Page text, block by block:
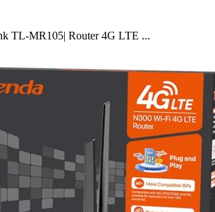
TL-MR105| Router 4G LTE ...